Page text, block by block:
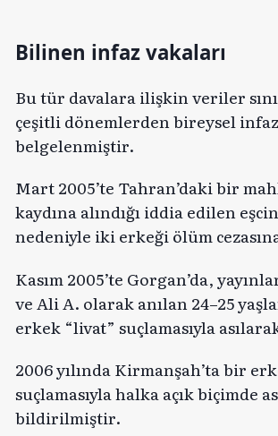
Bilinen infaz vakaları
Bu tür davalara ilişkin veriler
çeşitli dönemlerden bireysel
belgelenmiştir.
Mart 2005’te Tahran’daki bir
kaydına alındığı iddia edilen
nedeniyle iki erkeği ölüm
Kasım 2005’te Gorgan’da,
ve Ali A. olarak anılan 24–25
erkek “livat” suçlamasıyla
2006 yılında Kirmanşah’ta bir
suçlamasıyla halka açık biçimde
bildirilmiştir.